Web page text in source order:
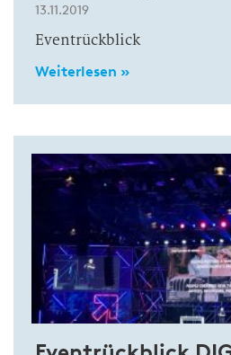
13.11.2019
Eventrückblick
Weiterlesen »